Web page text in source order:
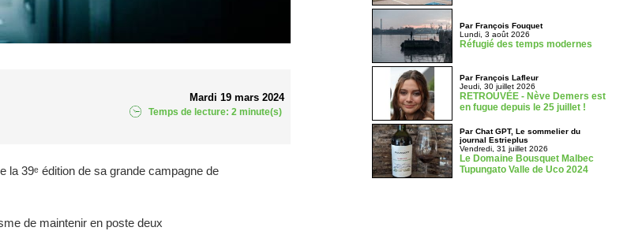
Mardi 19 mars 2024
Temps de lecture: 2 minute(s)
la 39ᵉ édition de sa grande campagne de
de maintenir en poste deux
Par François Fouquet
Lundi, 3 août 2026
Réfugié des temps modernes
Par François Lafleur
Jeudi, 30 juillet 2026
RETROUVÉE - Nève Demers est
en fugue depuis le 25 juillet !
Par Chat GPT, Le sommelier du
journal Estrieplus
Vendredi, 31 juillet 2026
Le Domaine Bousquet Malbec
Tupungato Valle de Uco 2024